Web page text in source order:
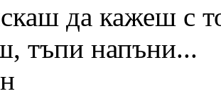
да кажеш с
тъпи напъни...